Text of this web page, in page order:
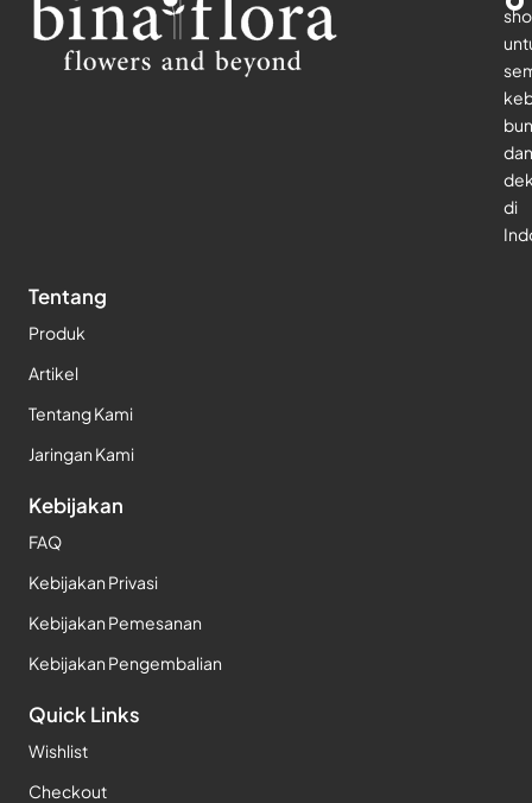
dan
di
Tentang
Produk
Artikel
Tentang Kami
Jaringan Kami
Kebijakan
FAQ
Kebijakan Privasi
Kebijakan Pemesanan
Kebijakan Pengembalian
Quick Links
Wishlist
Checkout